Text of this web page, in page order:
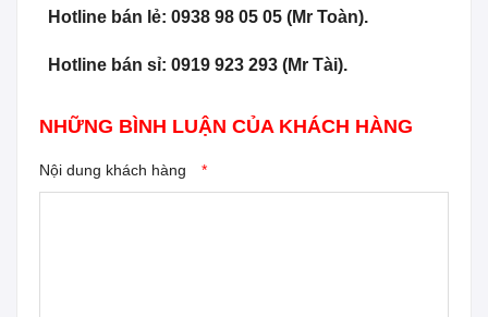
Hotline bán lẻ: 0938 98 05 05 (Mr Toàn).
Hotline bán sỉ: 0919 923 293 (Mr Tài).
NHỮNG BÌNH LUẬN CỦA KHÁCH HÀNG
Nội dung khách hàng *